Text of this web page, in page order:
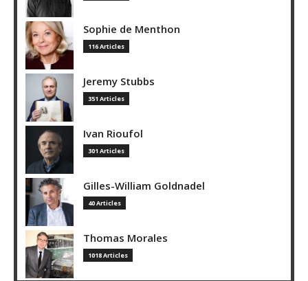
Sophie de Menthon
116 Articles
Jeremy Stubbs
351 Articles
Ivan Rioufol
301 Articles
Gilles-William Goldnadel
40 Articles
Thomas Morales
1018 Articles